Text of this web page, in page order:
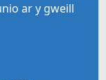
ar y gweill